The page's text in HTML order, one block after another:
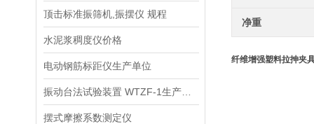
顶击标准振筛机,振摆仪 规程
水泥浆稠度仪价格
电动钢筋标距仪生产单位
摆式摩擦系数测定仪
净重
纤维增强塑料拉抻夹